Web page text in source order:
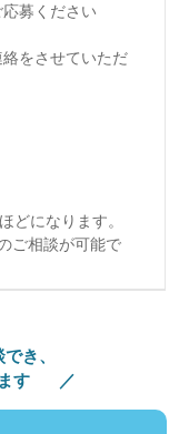
募ください
をさせていただ
どになります。
ご相談が可能で
き、
す